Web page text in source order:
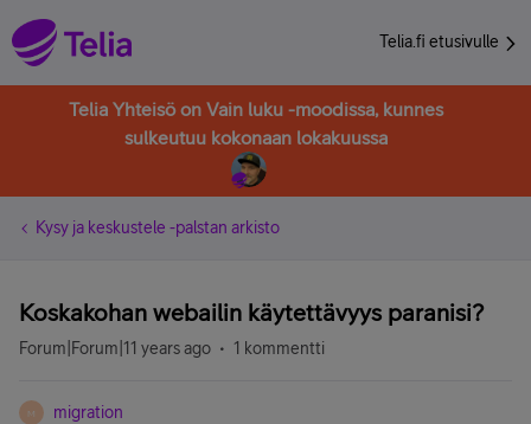
Telia.fi etusivulle
Telia Yhteisö on Vain luku -moodissa, kunnes
sulkeutuu kokonaan lokakuussa
Kysy ja keskustele -palstan arkisto
Koskakohan webailin käytettävyys paranisi?
Forum|Forum|11 years ago 1 kommentti
M migration